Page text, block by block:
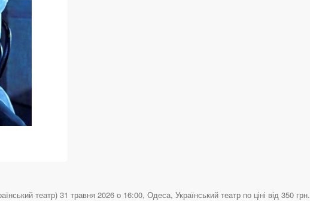
театр) 31 травня 2026 о 16:00, Одеса, Український театр по ціні від 350 грн.